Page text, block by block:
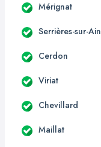
Mérignat
Serrières-sur-Ain
Cerdon
Viriat
Chevillard
Maillat